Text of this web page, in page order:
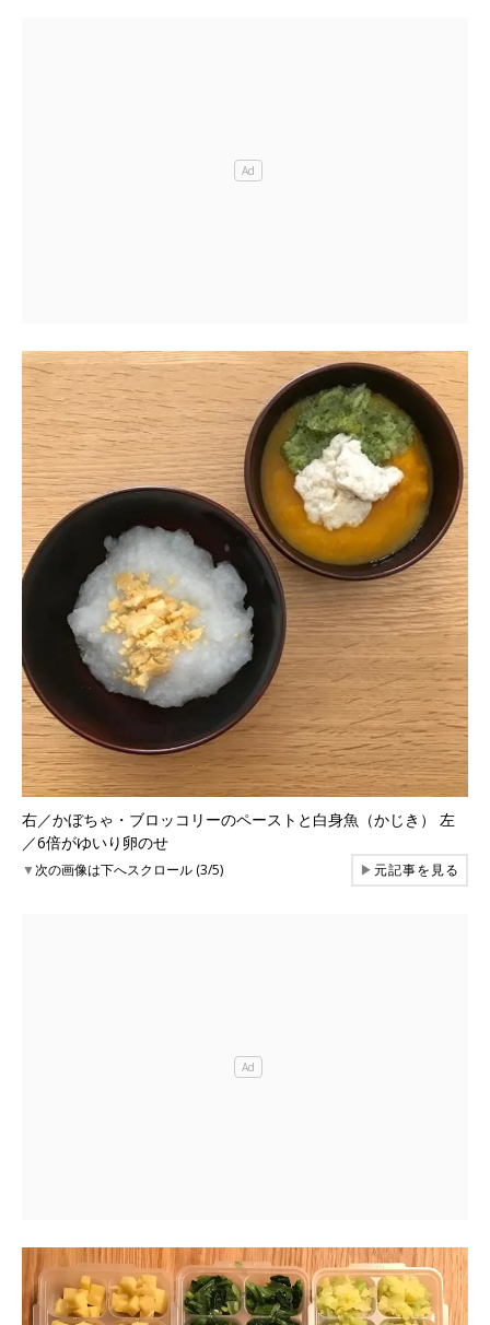
右／かぼちゃ・ブロッコリーのペーストと白身魚（かじき） 左
／6倍がゆいり卵のせ
▼次の画像は下へスクロール (3/5) ▶元記事を見る